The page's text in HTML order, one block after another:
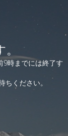
9時までには終了す
ください。